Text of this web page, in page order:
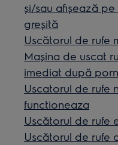
și/sau afișează
greșită
Uscătorul de rufe
Maşina de uscat
imediat după
Uscatorul de rufe
functioneaza
Uscătorul de rufe
Uscătorul de rufe